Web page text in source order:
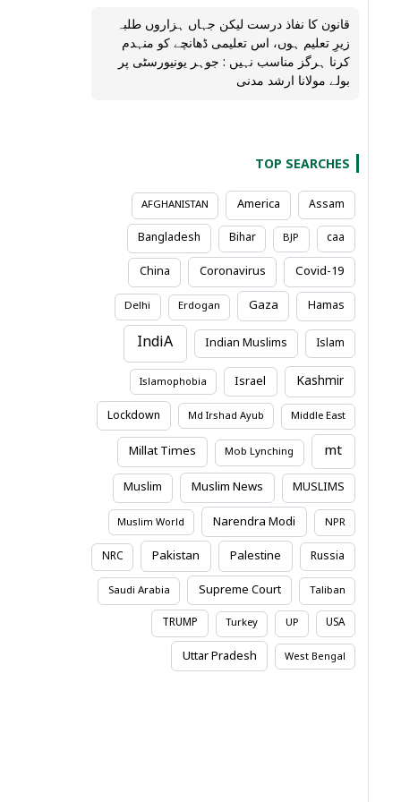
قانون کا نفاذ درست لیکن جہاں ہزاروں طلبہ
زیرِ تعلیم ہوں، اس تعلیمی ڈھانچے کو منہدم
کرنا ہرگز مناسب نہیں : جوہر یونیورسٹی پر
بولے مولانا ارشد مدنی
TOP SEARCHES
AFGHANISTAN America Assam
Bangladesh Bihar BJP caa
China Coronavirus Covid-19
Delhi Erdogan Gaza Hamas
IndiA Indian Muslims Islam
Islamophobia Israel Kashmir
Lockdown Md Irshad Ayub Middle East
Millat Times Mob Lynching mt
Muslim Muslim News MUSLIMS
Muslim World Narendra Modi NPR
NRC Pakistan Palestine Russia
Saudi Arabia Supreme Court Taliban
TRUMP Turkey UP USA
Uttar Pradesh West Bengal